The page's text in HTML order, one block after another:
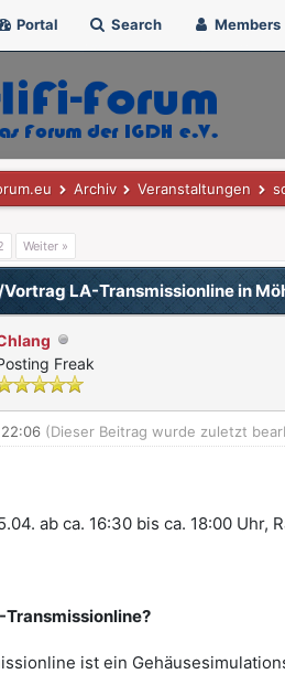
Portal Search Members
Archiv Veranstaltungen
Weiter »- 0 im Durchschnitt
LA-Transmissionline in
Freak
(Dieser Beitrag wurde zuletzt
ab ca. 16:30 bis ca. 18:00 Uhr,
Transmissionline?
ist ein